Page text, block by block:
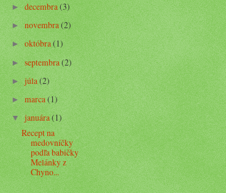
►decembra(3)
►novembra(2)
►októbra(1)
►septembra(2)
►júla(2)
►marca(1)
▼januára(1)
Recept na
medovníčky
podľa babičky
Melánky z
Chyno...